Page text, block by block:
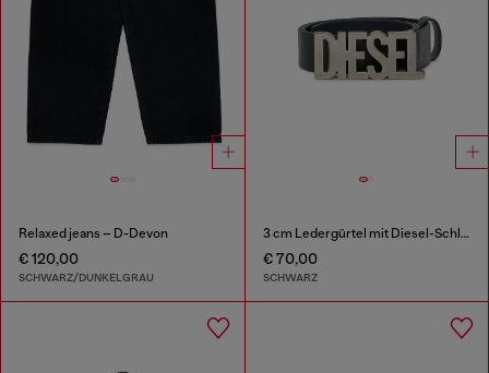
Relaxed jeans – D-Devon
€ 120,00
SCHWARZ/DUNKELGRAU
3 cm Ledergürtel mit Diesel-Schließe
€ 70,00
SCHWARZ